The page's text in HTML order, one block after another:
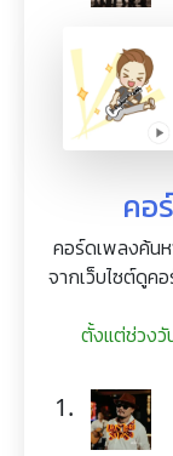
คอ
คอร์ดเพลงค้น
จากเว็บไซต์ดู
ตั้งแต่ช่วง
1.